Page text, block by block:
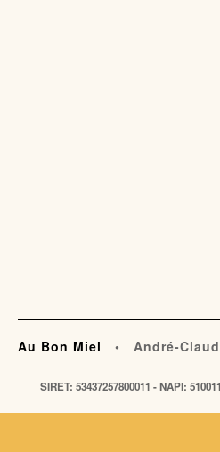
Au Bon Miel
• André-
SIRET: 53437257800011 - NAPI: